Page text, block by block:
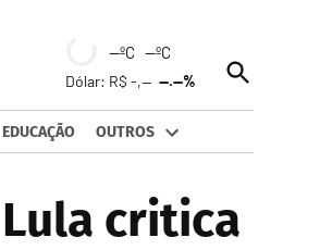
--ºC --ºC
Dólar: R$ -,----.--%
Open
Search
EDUCAÇÃO OUTROS
critica